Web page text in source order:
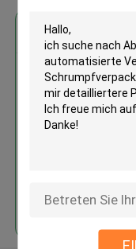
Erhalten